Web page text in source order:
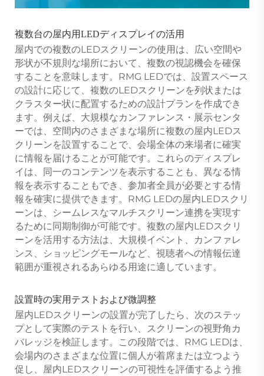
複数台の屋内用LEDディスプレイの活用
屋内での複数のLEDスクリーンの使用は、広い空間や
形状が不規則な場所において、複数の視認機会を確保
することを意味します。RMG LEDでは、設置スペース
の設計に応じて、複数のLEDスクリーンを列状または
クラスター状に配置するための設計プランを作成でき
ます。例えば、大規模なカンファレンス・展示センタ
ーでは、空間内のさまざまな場所に複数の屋内LEDス
クリーンを設置することで、会場全体の来場者に確実
に情報を届けることが可能です。これらのディスプレ
イは、同一のコンテンツを表示することも、異なる情
報を表示することもでき、参加者全員が必要とする情
報を確実に提供できます。RMG LEDの屋内LEDスクリ
ーンは、シームレスなマルチスクリーン連携を実現す
るために同期制御が可能です。複数の屋内LEDスクリ
ーンを活用する方法は、大規模イベント、カンファレ
ンス、ショッピングモールなど、視聴者への情報伝達
範囲が重視されるあらゆる用途に適しています。
設置時の実用テストおよび微調整
屋内LEDスクリーンの設置が完了したら、次のステッ
プとして実際のテストを行い、スクリーンの視野角カ
バレッジを検証します。この段階では、RMG LEDは、
会場内のさまざまな位置に個人が着席または立つよう
促し、屋内LEDスクリーンの可視性を評価するよう推